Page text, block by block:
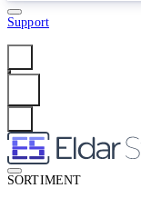
Support
SORTIMENT